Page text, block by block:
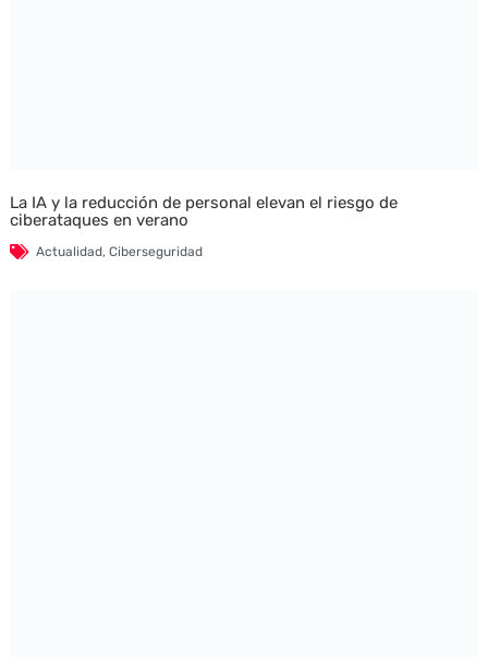
La IA y la reducción de personal elevan el riesgo de
ciberataques en verano
Actualidad, Ciberseguridad